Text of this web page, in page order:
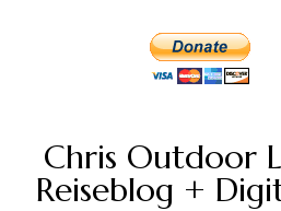
Chris Outdoor
Reiseblog +